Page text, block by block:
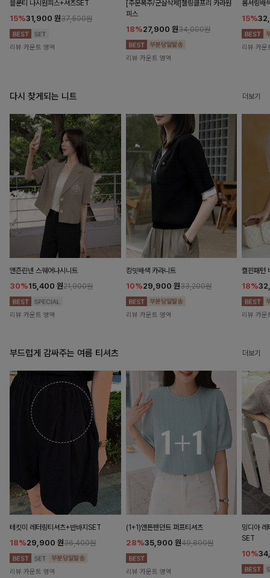
블룬티 나시원피스+셔츠SET
15%31,900 원37,500원
리뷰 카운트 영역
[주문폭주/군살삭제]젤링클프리 카라원
피스
18%27,900 원34,000원
리뷰 카운트 영역
롬셔링배
15%
리뷰 카운
다시 찾게되는 니트 더보기
앤즌린넨 스퀘어나시니트
30%15,400 원21,900원
리뷰 카운트 영역
킹밋배색 카라니트
10%29,900 원33,200원
리뷰 카운트 영역
캘핀패턴
18%
리뷰 카운
부드럽게 감싸주는 여름 티셔츠 더보기
테킷미 레터링티셔츠+반바지SET
18%29,900 원36,400원
리뷰 카운트 영역
(1+1)앤튼펜던트 퍼프티셔츠
28%35,900 원49,800원
리뷰 카운트 영역
밍디아 레
SET
10%